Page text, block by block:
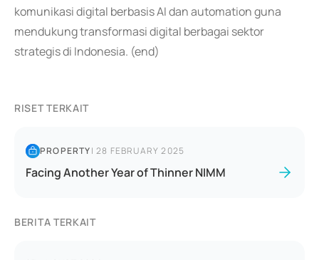
komunikasi digital berbasis AI dan automation guna
mendukung transformasi digital berbagai sektor
strategis di Indonesia. (end)
RISET TERKAIT
PROPERTY|28 FEBRUARY 2025
Facing Another Year of Thinner NIMM
BERITA TERKAIT